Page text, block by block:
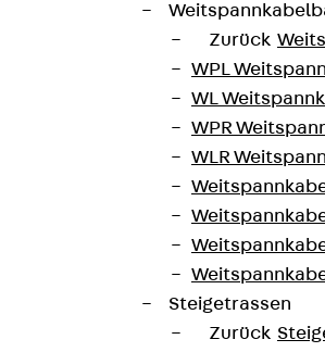
Zurück
WPL
WL
WPR
WLR
Steigetrassen
Zurück